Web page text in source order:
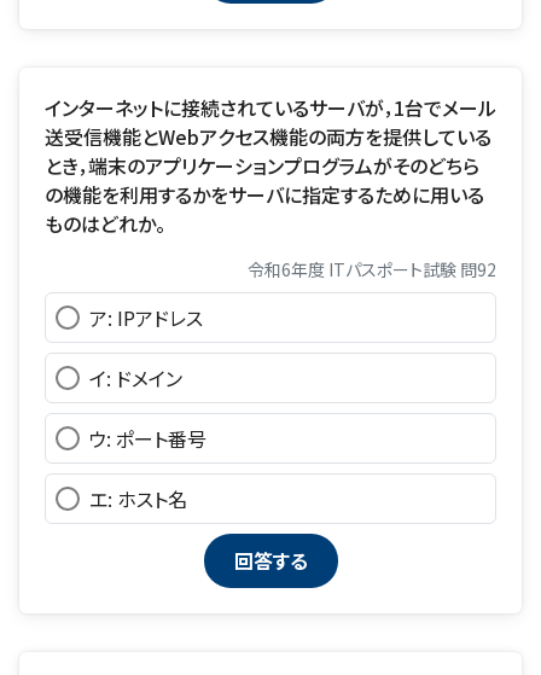
インターネットに接続されているサーバが，1台でメール
送受信機能とWebアクセス機能の両方を提供している
とき，端末のアプリケーションプログラムがそのどちら
の機能を利用するかをサーバに指定するために用いる
ものはどれか。
令和6年度 ITパスポート試験 問92
ア: IPアドレス
イ: ドメイン
ウ: ポート番号
エ: ホスト名